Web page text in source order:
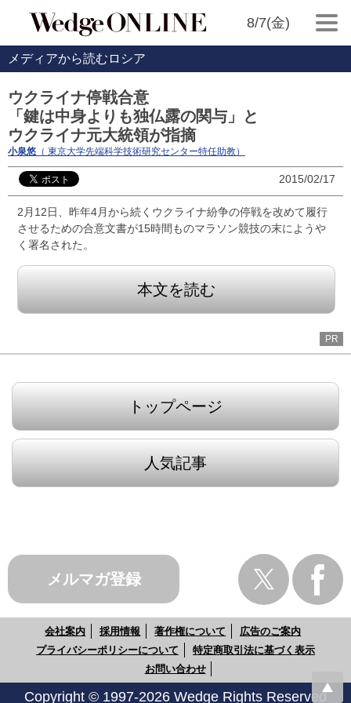
8/7(金)
メディアから読むロシア
ウクライナ停戦合意
「鍵は中身よりも独仏露の関与」と
ウクライナ元大統領が指摘
小泉悠 （ 東京大学先端科学技術研究センター特任助教）
2015/02/17
2月12日、昨年4月から続くウクライナ紛争の停戦を改めて履行
させるための合意文書が15時間ものマラソン競技の末にようや
く署名された。
本文を読む
PR
トップページ
人気記事
メルマガ登録
会社案内 採用情報 著作権について
広告のご案内
プライバシーポリシーについて
特定商取引法に基づく表示
お問い合わせ
Copyright © 1997-2026 Wedge Rights Reserved